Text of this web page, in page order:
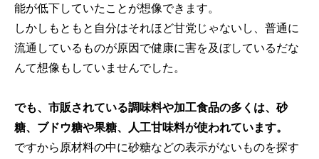
能が低下していたことが想像できます。
しかしもともと自分はそれほど甘党じゃないし、普通に
流通しているものが原因で健康に害を及ぼしているだな
んて想像もしていませんでした。
でも、市販されている調味料や加工食品の多くは、砂
糖、ブドウ糖や果糖、人工甘味料が使われています。
ですから原材料の中に砂糖などの表示がないものを探す